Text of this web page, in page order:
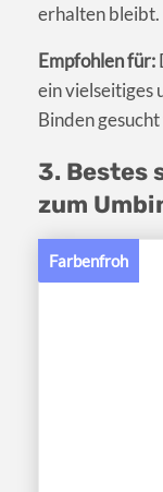
erhalten bleibt.
Empfohlen für:
ein vielseitiges
Binden
3. Bestes
zum
Farbenfroh